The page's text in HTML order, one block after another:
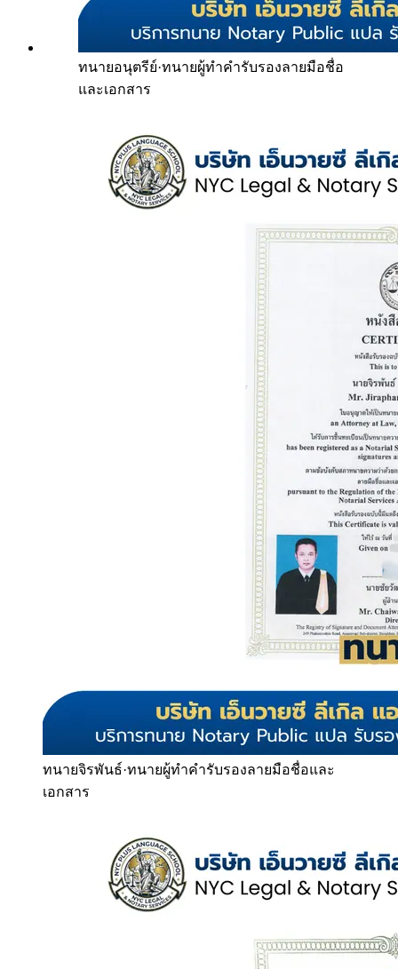
ทนายอนุตรีย์·ทนายผู้ทำคำรับรองลายมือชื่อ
และเอกสาร
ทนายจิรพันธ์·ทนายผู้ทำคำรับรองลายมือชื่อและ
เอกสาร